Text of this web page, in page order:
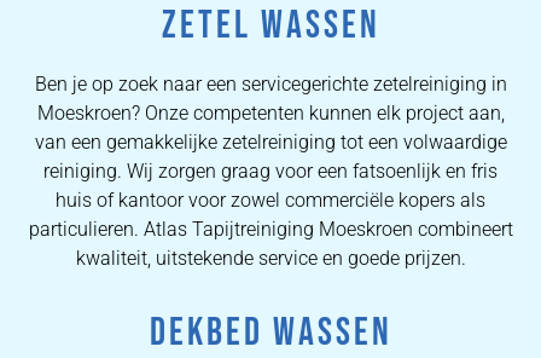
ZETEL WASSEN
Ben je op zoek naar een servicegerichte zetelreiniging in
Moeskroen? Onze competenten kunnen elk project aan,
van een gemakkelijke zetelreiniging tot een volwaardige
reiniging. Wij zorgen graag voor een fatsoenlijk en fris
huis of kantoor voor zowel commerciële kopers als
particulieren. Atlas Tapijtreiniging Moeskroen combineert
kwaliteit, uitstekende service en goede prijzen.
DEKBED WASSEN